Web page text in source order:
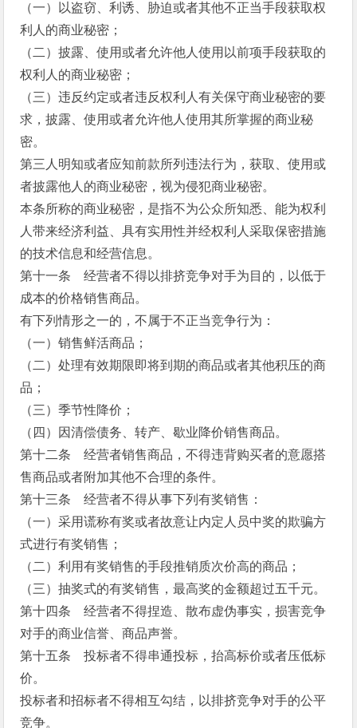
（一）以盗窃、利诱、胁迫或者其他不正当手段获取权
利人的商业秘密；
（二）披露、使用或者允许他人使用以前项手段获取的
权利人的商业秘密；
（三）违反约定或者违反权利人有关保守商业秘密的要
求，披露、使用或者允许他人使用其所掌握的商业秘
密。
第三人明知或者应知前款所列违法行为，获取、使用或
者披露他人的商业秘密，视为侵犯商业秘密。
本条所称的商业秘密，是指不为公众所知悉、能为权利
人带来经济利益、具有实用性并经权利人采取保密措施
的技术信息和经营信息。
第十一条 经营者不得以排挤竞争对手为目的，以低于
成本的价格销售商品。
有下列情形之一的，不属于不正当竞争行为：
（一）销售鲜活商品；
（二）处理有效期限即将到期的商品或者其他积压的商
品；
（三）季节性降价；
（四）因清偿债务、转产、歇业降价销售商品。
第十二条 经营者销售商品，不得违背购买者的意愿搭
售商品或者附加其他不合理的条件。
第十三条 经营者不得从事下列有奖销售：
（一）采用谎称有奖或者故意让内定人员中奖的欺骗方
式进行有奖销售；
（二）利用有奖销售的手段推销质次价高的商品；
（三）抽奖式的有奖销售，最高奖的金额超过五千元。
第十四条 经营者不得捏造、散布虚伪事实，损害竞争
对手的商业信誉、商品声誉。
第十五条 投标者不得串通投标，抬高标价或者压低标
价。
投标者和招标者不得相互勾结，以排挤竞争对手的公平
竞争。